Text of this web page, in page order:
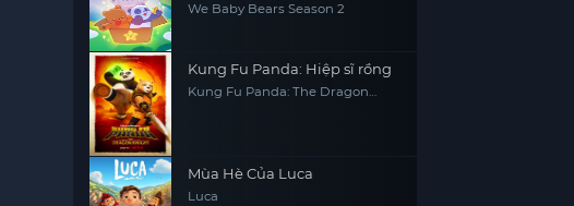
We Baby Bears Season 2
Kung Fu Panda: Hiệp sĩ rồng
Kung Fu Panda: The Dragon
Mùa Hè Của Luca
Luca